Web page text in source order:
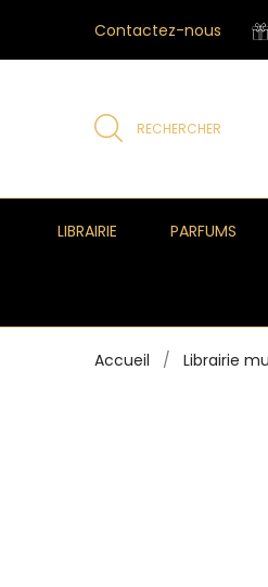
Contactez-nous
RECHERCHER
LIBRAIRIE PARFUMS
Accueil Librairie